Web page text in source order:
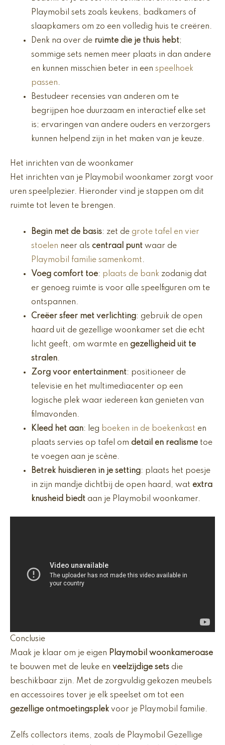
Playmobil sets zoals keukens, badkamers of
slaapkamers om zo een volledig huis te creëren.
Denk na over de ruimte die je thuis hebt;
sommige sets nemen meer plaats in dan andere
en kunnen misschien beter in een speelhoek
passen.
Bestudeer recensies van anderen om te
begrijpen hoe duurzaam en interactief elke set
is; ervaringen van andere ouders en verzorgers
kunnen helpend zijn in het maken van je keuze.
Het inrichten van de woonkamer
Het inrichten van je Playmobil woonkamer zorgt voor
uren speelplezier. Hieronder vind je stappen om dit
ruimte tot leven te brengen.
Begin met de basis: zet de grote tafel en vier
stoelen neer als centraal punt waar de
Playmobil familie samenkomt.
Voeg comfort toe: plaats de bank zodanig dat
er genoeg ruimte is voor alle speelfiguren om te
ontspannen.
Creëer sfeer met verlichting: gebruik de open
haard uit de gezellige woonkamer set die echt
licht geeft, om warmte en gezelligheid uit te
stralen.
Zorg voor entertainment: positioneer de
televisie en het multimediacenter op een
logische plek waar iedereen kan genieten van
filmavonden.
Kleed het aan: leg boeken in de boekenkast en
plaats servies op tafel om detail en realisme toe
te voegen aan je scène.
Betrek huisdieren in je setting: plaats het poesje
in zijn mandje dichtbij de open haard, wat extra
knusheid biedt aan je Playmobil woonkamer.
Conclusie
Maak je klaar om je eigen Playmobil woonkameroase
te bouwen met de leuke en veelzijdige sets die
beschikbaar zijn. Met de zorgvuldig gekozen meubels
en accessoires tover je elk speelset om tot een
gezellige ontmoetingsplek voor je Playmobil familie.
Zelfs collectors items, zoals de Playmobil Gezellige